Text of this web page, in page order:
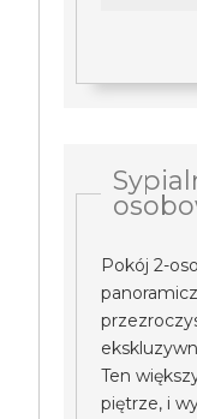
Pokój 2-
Ten
piętrze, i